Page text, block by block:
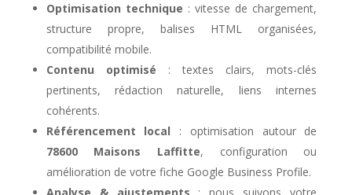
Optimisation technique : vitesse de chargement,
structure propre, balises HTML organisées,
compatibilité mobile.
Contenu optimisé : textes clairs, mots-clés
pertinents, rédaction naturelle, liens internes
cohérents.
Référencement local : optimisation autour de
78600 Maisons Laffitte, configuration ou
amélioration de votre fiche Google Business Profile.